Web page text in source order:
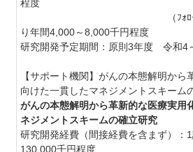
程度
（ﾌｫﾛｰｱｯﾌﾟ課題
り年間4,000～8,000千円程度
研究開発予定期間：原則3年度 令和4
【サポート機関】がんの本態解明から
向けた一貫したマネジメントスキーム
がんの本態解明から革新的な医療実用
ネジメントスキームの確立研究
研究開発経費（間接経費を含まず）：
130,000千円程度